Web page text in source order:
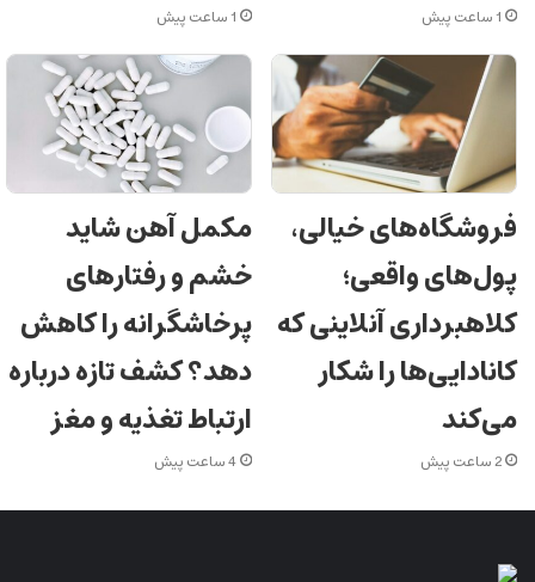
1 ساعت پیش 1 ساعت پیش
فروشگاه‌های خیالی،
پول‌های واقعی؛
کلاهبرداری آنلاینی که
کانادایی‌ها را شکار
می‌کند
2 ساعت پیش
مکمل آهن شاید
خشم و رفتارهای
پرخاشگرانه را کاهش
دهد؟ کشف تازه درباره
ارتباط تغذیه و مغز
4 ساعت پیش